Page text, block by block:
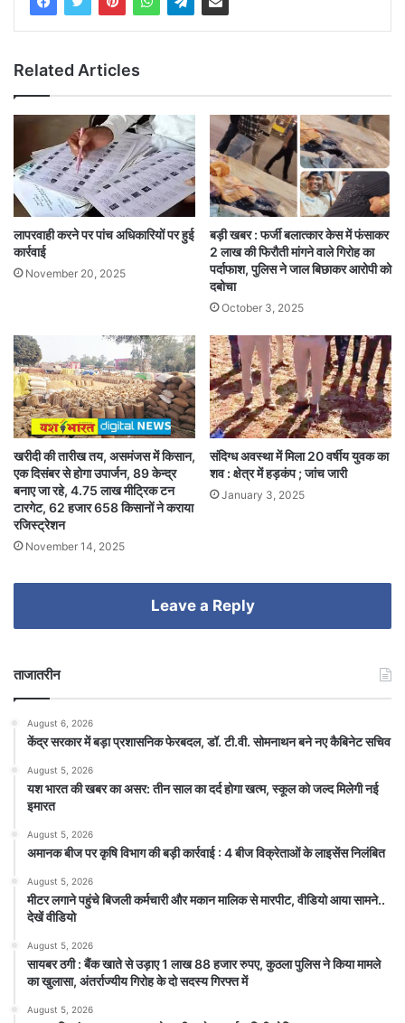
Related Articles
लापरवाही करने पर पांच अधिकारियों पर हुई
कार्रवाई
November 20, 2025
बड़ी खबर : फर्जी बलात्कार केस में फंसाकर
2 लाख की फिरौती मांगने वाले गिरोह का
पर्दाफाश, पुलिस ने जाल बिछाकर आरोपी को
दबोचा
October 3, 2025
खरीदी की तारीख तय, असमंजस में किसान,
एक दिसंबर से होगा उपार्जन, 89 केन्द्र
बनाए जा रहे, 4.75 लाख मीट्रिक टन
टारगेट, 62 हजार 658 किसानों ने कराया
रजिस्ट्रेशन
November 14, 2025
संदिग्ध अवस्था में मिला 20 वर्षीय युवक का
शव : क्षेत्र में हड़कंप ; जांच जारी
January 3, 2025
Leave a Reply
ताजातरीन
August 6, 2026
केंद्र सरकार में बड़ा प्रशासनिक फेरबदल, डॉ. टी.वी. सोमनाथन बने नए कैबिनेट सचिव
August 5, 2026
यश भारत की खबर का असर: तीन साल का दर्द होगा खत्म, स्कूल को जल्द मिलेगी नई
इमारत
August 5, 2026
अमानक बीज पर कृषि विभाग की बड़ी कार्रवाई : 4 बीज विक्रेताओं के लाइसेंस निलंबित
August 5, 2026
मीटर लगाने पहुंचे बिजली कर्मचारी और मकान मालिक से मारपीट, वीडियो आया सामने..
देखें वीडियो
August 5, 2026
सायबर ठगी : बैंक खाते से उड़ाए 1 लाख 88 हजार रुपए, कुठला पुलिस ने किया मामले
का खुलासा, अंतर्राज्यीय गिरोह के दो सदस्य गिरफ्त में
August 5, 2026